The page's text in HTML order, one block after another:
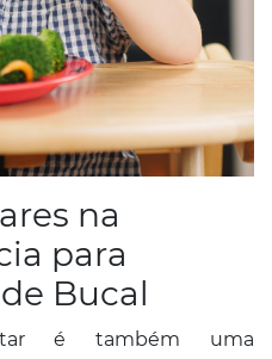
na
para
Bucal
é também uma